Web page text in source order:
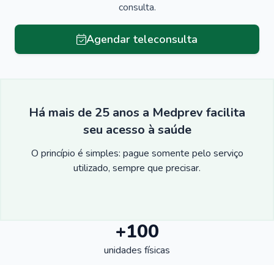
consulta.
Agendar teleconsulta
Há mais de 25 anos a Medprev facilita
seu acesso à saúde
O princípio é simples: pague somente pelo serviço
utilizado, sempre que precisar.
+100
unidades físicas